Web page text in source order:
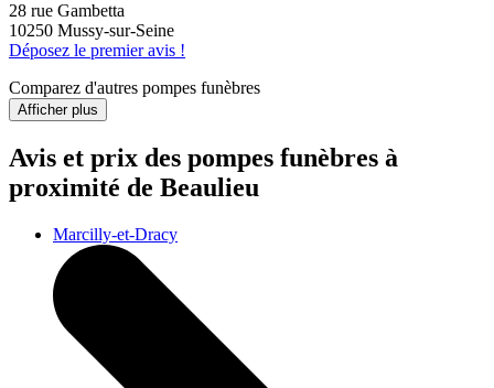
28 rue Gambetta
10250 Mussy-sur-Seine
Déposez le premier avis !
Comparez d'autres pompes funèbres
Afficher plus
Avis et prix des pompes funèbres à
proximité de Beaulieu
Marcilly-et-Dracy